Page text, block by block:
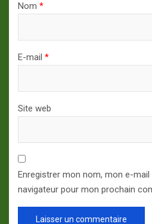
Nom *
E-mail *
Site web
Enregistrer mon nom, mon e-
navigateur pour mon prochain